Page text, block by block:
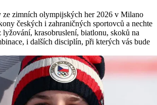
ze zimních olympijských her 2026 v Milano
českých i zahraničných sportovců a nechte
lyžování, krasobruslení, biatlonu, skoků na
i dalších disciplín, při kterých vás bude